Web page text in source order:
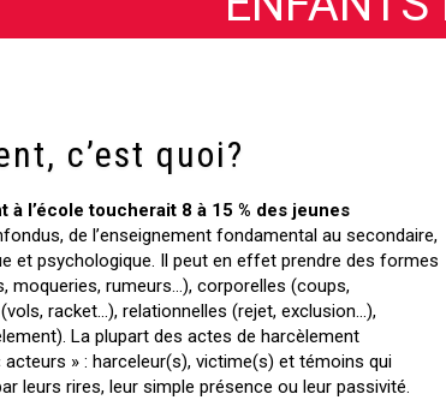
c’est quoi?
à l’école toucherait 8 à 15 % des jeunes
de l’enseignement fondamental au secondaire,
et psychologique. Il peut en effet prendre des formes
moqueries, rumeurs…), corporelles (coups,
racket…), relationnelles (rejet, exclusion…),
La plupart des actes de harcèlement
acteurs » : harceleur(s), victime(s) et témoins qui
leurs rires, leur simple présence ou leur passivité.